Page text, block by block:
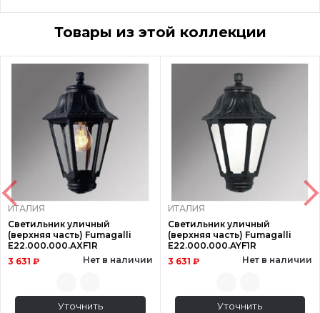
Товары из этой коллекции
ИТАЛИЯ
Светильник уличный
(верхняя часть) Fumagalli
E22.000.000.AXF1R
3 631 ₽
Нет в наличии
Уточнить
ИТАЛИЯ
Светильник уличный
(верхняя часть) Fumagalli
E22.000.000.AYF1R
3 631 ₽
Нет в наличии
Уточнить